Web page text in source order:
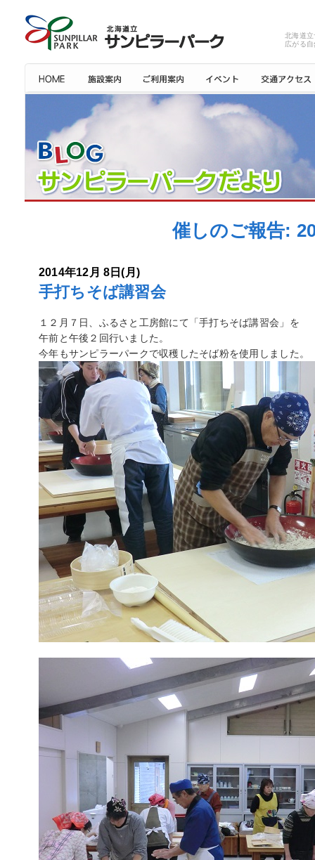
北海道
広がる
催しのご報告:
2014年12月 8日(月)
手打ちそば講習会
１２月７日、ふるさと工房館にて「手打ちそば講習会」を
午前と午後２回行いました。
今年もサンピラーパークで収穫したそば粉を使用しました。